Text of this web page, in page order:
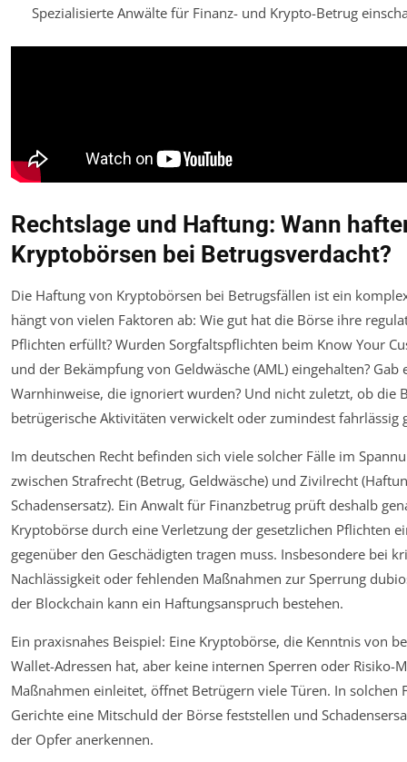
Spezialisierte Anwälte für Finanz- und Krypto-Betrug
Rechtslage und Haftung: Wann
Kryptobörsen bei Betrugsverdacht?
Die Haftung von Kryptobörsen bei Betrugsfällen ist ein
hängt von vielen Faktoren ab: Wie gut hat die Börse ihre
Pflichten erfüllt? Wurden Sorgfaltspflichten beim Know Your
und der Bekämpfung von Geldwäsche (AML) eingehalten? Gab
Warnhinweise, die ignoriert wurden? Und nicht zuletzt, ob die
betrügerische Aktivitäten verwickelt oder zumindest fahrlässig
Im deutschen Recht befinden sich viele solcher Fälle im
zwischen Strafrecht (Betrug, Geldwäsche) und Zivilrecht
Schadensersatz). Ein Anwalt für Finanzbetrug prüft deshalb
Kryptobörse durch eine Verletzung der gesetzlichen Pflichten
gegenüber den Geschädigten tragen muss. Insbesondere bei
Nachlässigkeit oder fehlenden Maßnahmen zur Sperrung
der Blockchain kann ein Haftungsanspruch bestehen.
Ein praxisnahes Beispiel: Eine Kryptobörse, die Kenntnis von
Wallet-Adressen hat, aber keine internen Sperren oder Risiko-
Maßnahmen einleitet, öffnet Betrügern viele Türen. In solchen
Gerichte eine Mitschuld der Börse feststellen und
der Opfer anerkennen.